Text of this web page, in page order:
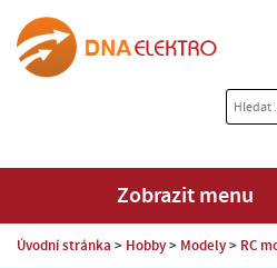
Zobrazit menu
Úvodní stránka Hobby Modely RC